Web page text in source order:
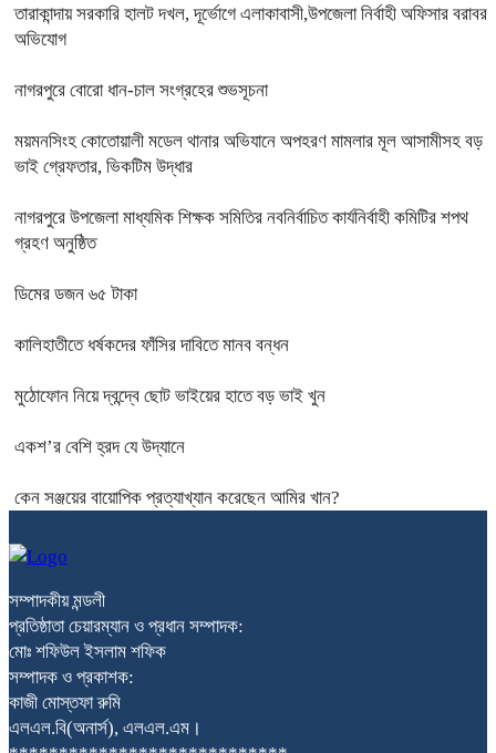
তারাকান্দায় সরকারি হালট দখল, দূর্ভোগে এলাকাবাসী,উপজেলা নির্বাহী অফিসার বরাবর
অভিযোগ
নাগরপুরে বোরো ধান-চাল সংগ্রহের শুভসূচনা
ময়মনসিংহ কোতোয়ালী মডেল থানার অভিযানে অপহরণ মামলার মূল আসামীসহ বড়
ভাই গ্রেফতার, ভিকটিম উদ্ধার
নাগরপুরে উপজেলা মাধ্যমিক শিক্ষক সমিতির নবনির্বাচিত কার্যনির্বাহী কমিটির শপথ
গ্রহণ অনুষ্ঠিত
ডিমের ডজন ৬৫ টাকা
কালিহাতীতে ধর্ষকদের ফাঁসির দাবিতে মানব বন্ধন
মুঠোফোন নিয়ে দ্বন্দ্বে ছোট ভাইয়ের হাতে বড় ভাই খুন
একশ’র বেশি হ্রদ যে উদ্যানে
কেন সঞ্জয়ের বায়োপিক প্রত্যাখ্যান করেছেন আমির খান?
সম্পাদকীয় মন্ডলী
প্রতিষ্ঠাতা চেয়ারম্যান ও প্রধান সম্পাদক:
মোঃ শফিউল ইসলাম শফিক
সম্পাদক ও প্রকাশক:
কাজী মোস্তফা রুমি
এলএল.বি(অনার্স), এলএল.এম।